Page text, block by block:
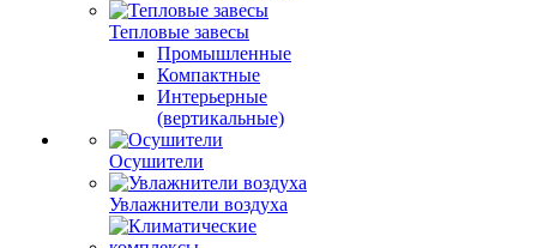
Тепловые завесы
Промышленные
Компактные
Интерьерные
(вертикальные)
Осушители
Увлажнители воздуха